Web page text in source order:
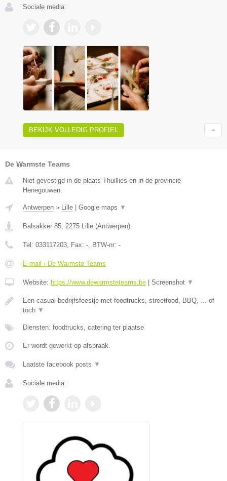
Sociale media:
BEKIJK VOLLEDIG PROFIEL
De Warmste Teams
Niet gevestigd in de plaats Thuillies en in de provincie
Henegouwen.
Antwerpen » Lille | Google maps ▼
Balsakker 85 2275 Lille (Antwerpen)
Tel: 033117203 , Fax: - , BTW-nr: -
E-mail › De Warmste Teams
Website: https://www.dewarmsteteams.be | Screenshot ▼
Een casual bedrijfsfeestje met foodtrucks, streetfood, BBQ, ... of
toch ▼
Diensten: foodtrucks, catering ter plaatse
Er wordt gewerkt op afspraak.
Laatste facebook posts ▼
Sociale media: